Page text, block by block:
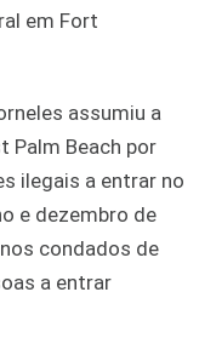
em Fort
assumiu a
Palm Beach por
ilegais a entrar no
e dezembro de
condados de
a entrar